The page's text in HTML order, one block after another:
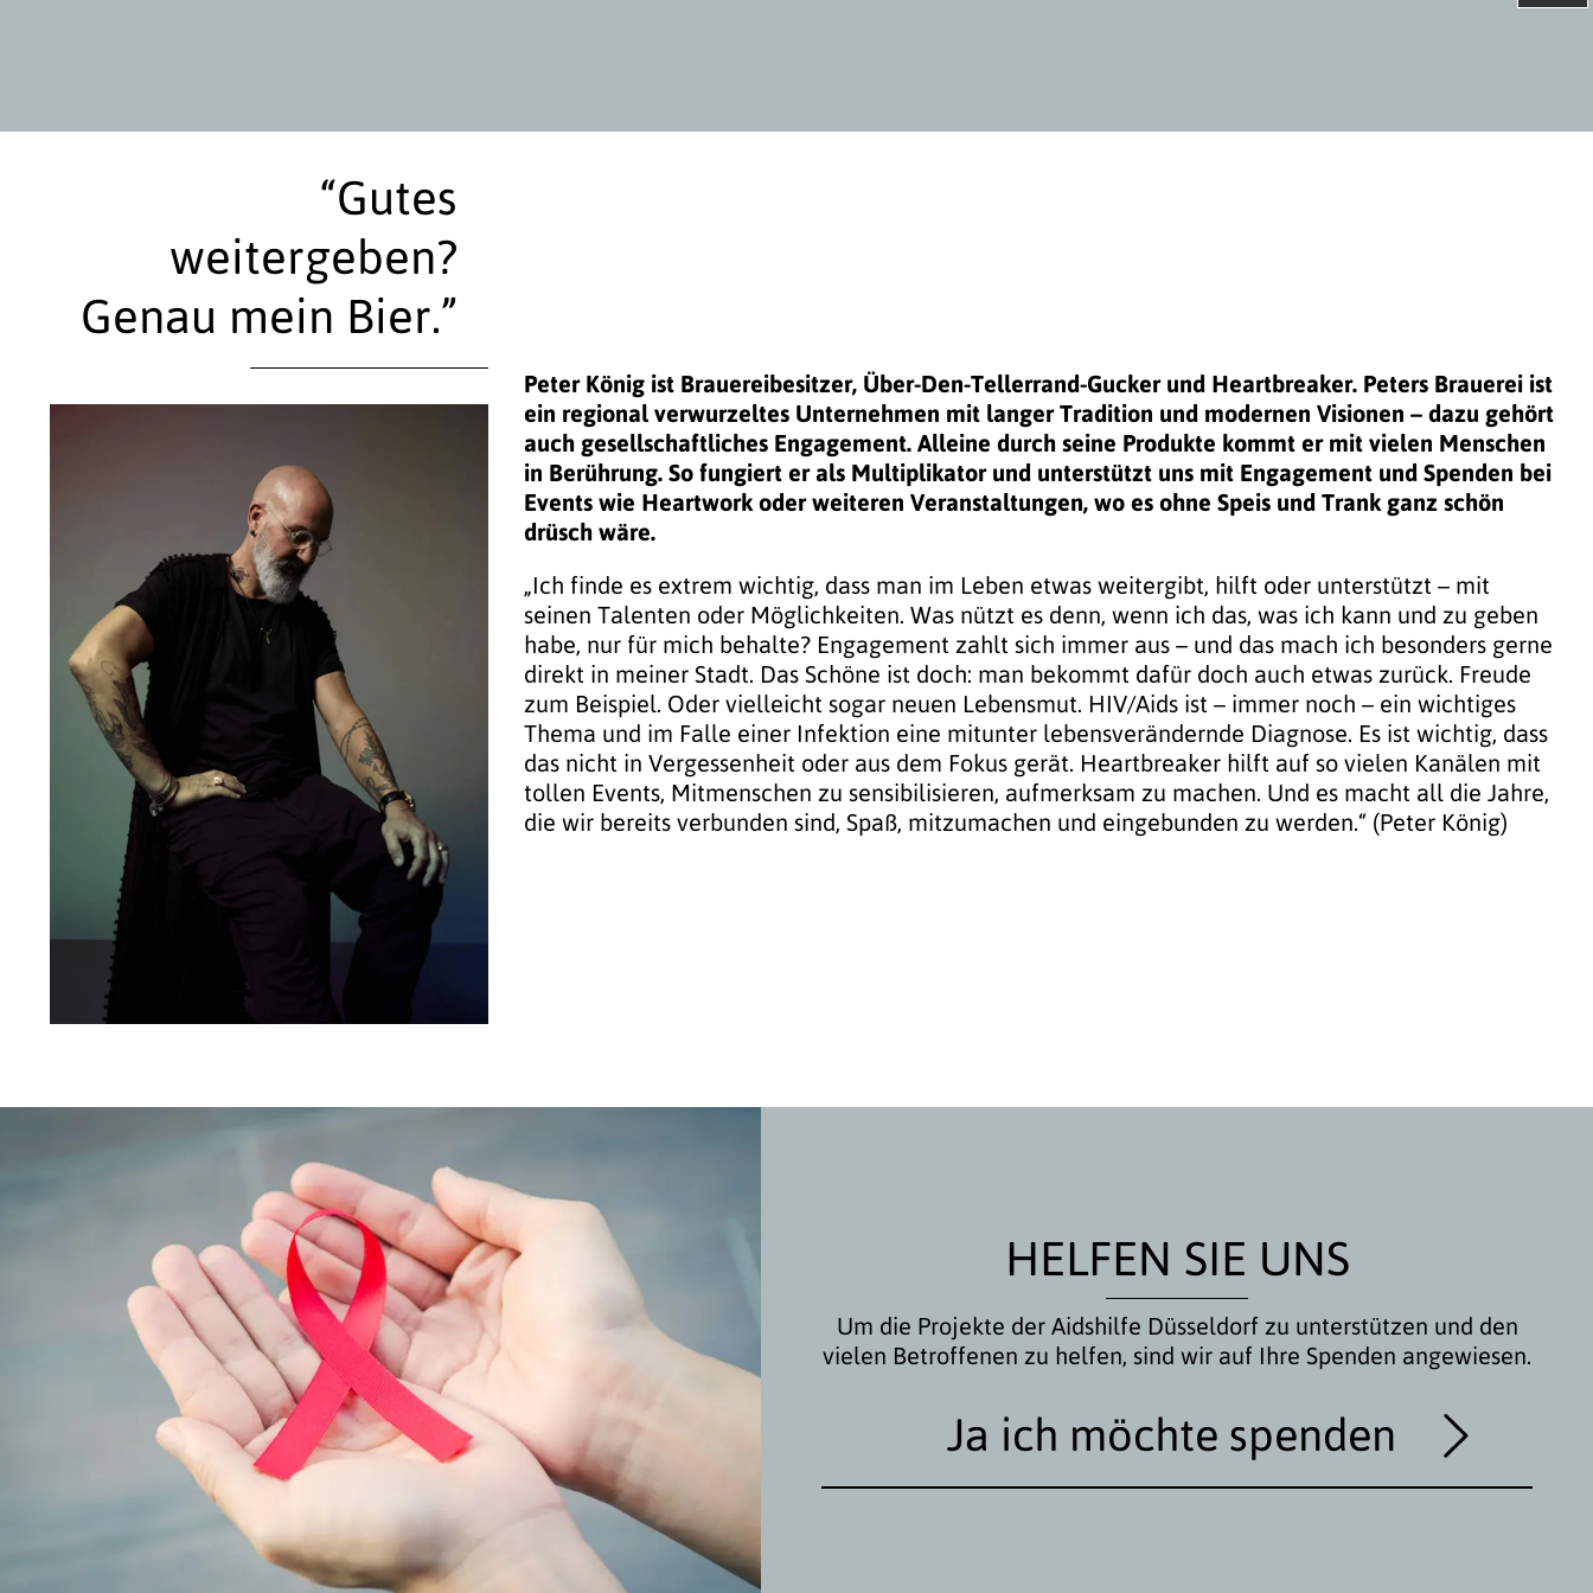
“Gutes
weitergeben?
Genau mein Bier.”
Peter König ist Brauereibesitzer, Über-Den-Tellerrand-Gucker und Heartbreaker. Peters Brauerei ist
ein regional verwurzeltes Unternehmen mit langer Tradition und modernen Visionen – dazu gehört
auch gesellschaftliches Engagement. Alleine durch seine Produkte kommt er mit vielen Menschen
in Berührung. So fungiert er als Multiplikator und unterstützt uns mit Engagement und Spenden bei
Events wie Heartwork oder weiteren Veranstaltungen, wo es ohne Speis und Trank ganz schön
drüsch wäre.
„Ich finde es extrem wichtig, dass man im Leben etwas weitergibt, hilft oder unterstützt – mit
seinen Talenten oder Möglichkeiten. Was nützt es denn, wenn ich das, was ich kann und zu geben
habe, nur für mich behalte? Engagement zahlt sich immer aus – und das mach ich besonders gerne
direkt in meiner Stadt. Das Schöne ist doch: man bekommt dafür doch auch etwas zurück. Freude
zum Beispiel. Oder vielleicht sogar neuen Lebensmut. HIV/Aids ist – immer noch – ein wichtiges
Thema und im Falle einer Infektion eine mitunter lebensverändernde Diagnose. Es ist wichtig, dass
das nicht in Vergessenheit oder aus dem Fokus gerät. Heartbreaker hilft auf so vielen Kanälen mit
tollen Events, Mitmenschen zu sensibilisieren, aufmerksam zu machen. Und es macht all die Jahre,
die wir bereits verbunden sind, Spaß, mitzumachen und eingebunden zu werden.“ (Peter König)
HELFEN SIE UNS
Um die Projekte der Aidshilfe Düsseldorf zu unterstützen und den
vielen Betroffenen zu helfen, sind wir auf Ihre Spenden angewiesen.
Ja ich möchte spenden